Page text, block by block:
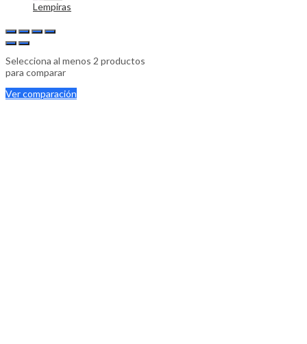
Lempiras
Selecciona al menos 2 productos
para comparar
Ver comparación